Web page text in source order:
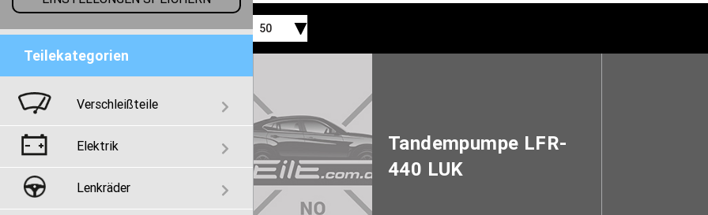
Teilekategorien
Verschleißteile
Elektrik
Lenkräder
50
Tandempumpe LFR-
440 LUK